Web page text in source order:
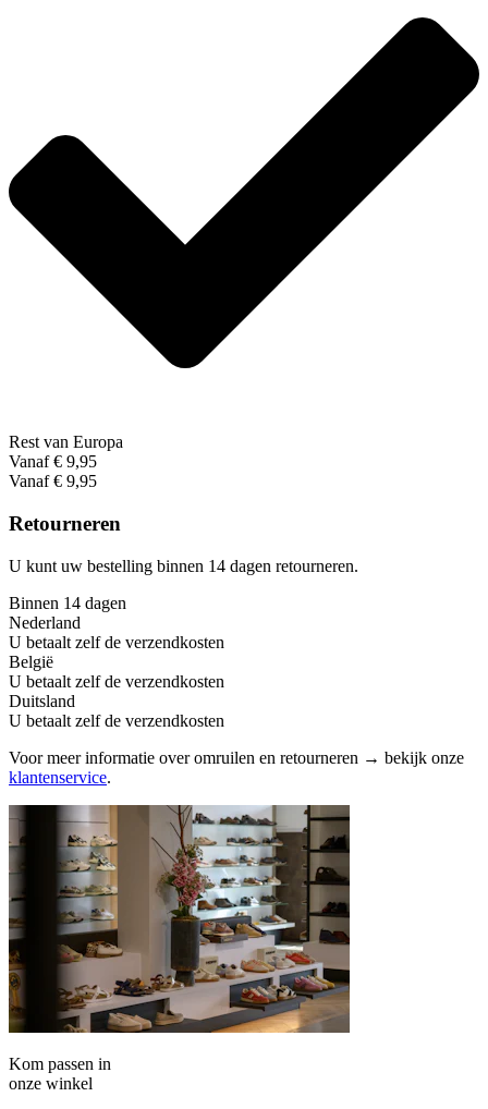
Rest van Europa
Vanaf € 9,95
Vanaf € 9,95
Retourneren
U kunt uw bestelling binnen 14 dagen retourneren.
Binnen 14 dagen
Nederland
U betaalt zelf de verzendkosten
België
U betaalt zelf de verzendkosten
Duitsland
U betaalt zelf de verzendkosten
Voor meer informatie over omruilen en retourneren → bekijk onze
klantenservice.
Kom passen in
onze winkel